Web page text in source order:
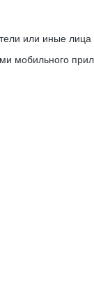
или иные
мобильного